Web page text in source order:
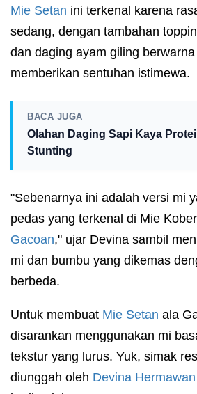
Mie Setan ini terkenal karena
sedang, dengan tambahan
dan daging ayam giling
memberikan sentuhan istimewa.
BACA JUGA
Olahan Daging Sapi Kaya
Stunting
"Sebenarnya ini adalah versi mi
pedas yang terkenal di Mie
Gacoan," ujar Devina sambil
mi dan bumbu yang dikemas
berbeda.
Untuk membuat Mie Setan ala
disarankan menggunakan mi
tekstur yang lurus. Yuk, simak
diunggah oleh Devina Hermawan